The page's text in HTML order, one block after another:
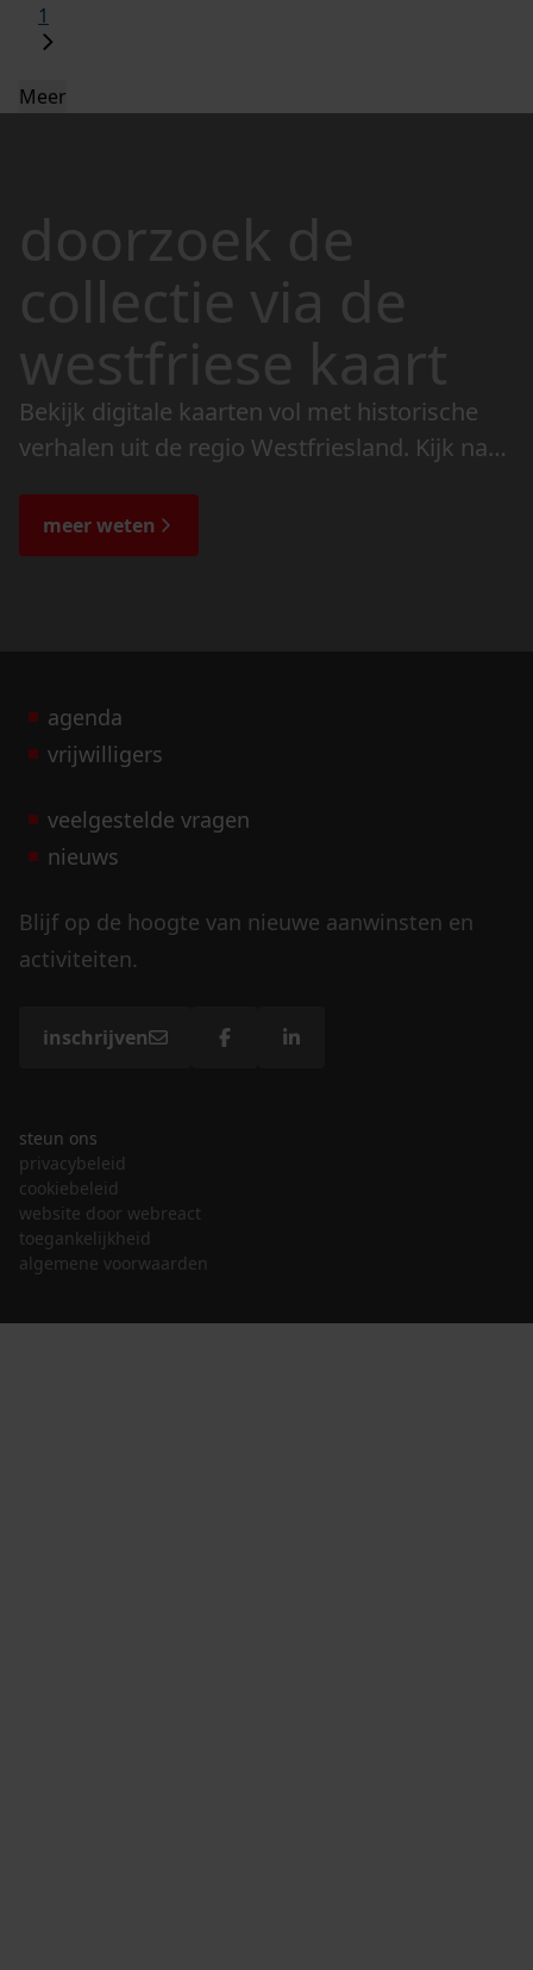
1
Meer
doorzoek de
collectie via de
westfriese kaart
Bekijk digitale kaarten vol met historische
verhalen uit de regio Westfriesland. Kijk naar
de bijzondere verhalen.
meer weten
agenda
vrijwilligers
veelgestelde vragen
nieuws
Blijf op de hoogte van nieuwe aanwinsten en
activiteiten.
inschrijven
steun ons
privacybeleid
cookiebeleid
website door webreact
toegankelijkheid
algemene voorwaarden